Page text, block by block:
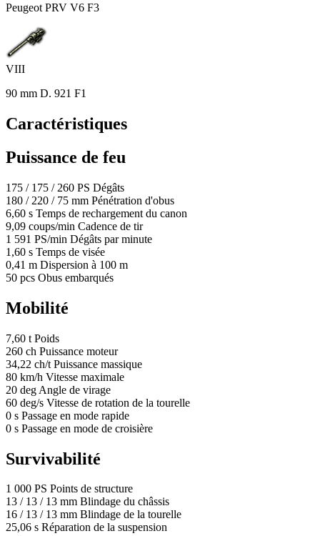
Peugeot PRV V6 F3
VIII
90 mm D. 921 F1
Caractéristiques
Puissance de feu
175 / 175 / 260 PS Dégâts
180 / 220 / 75 mm Pénétration d'obus
6,60 s Temps de rechargement du canon
9,09 coups/min Cadence de tir
1 591 PS/min Dégâts par minute
1,60 s Temps de visée
0,41 m Dispersion à 100 m
50 pcs Obus embarqués
Mobilité
7,60 t Poids
260 ch Puissance moteur
34,22 ch/t Puissance massique
80 km/h Vitesse maximale
20 deg Angle de virage
60 deg/s Vitesse de rotation de la tourelle
0 s Passage en mode rapide
0 s Passage en mode de croisière
Survivabilité
1 000 PS Points de structure
13 / 13 / 13 mm Blindage du châssis
16 / 13 / 13 mm Blindage de la tourelle
25,06 s Réparation de la suspension